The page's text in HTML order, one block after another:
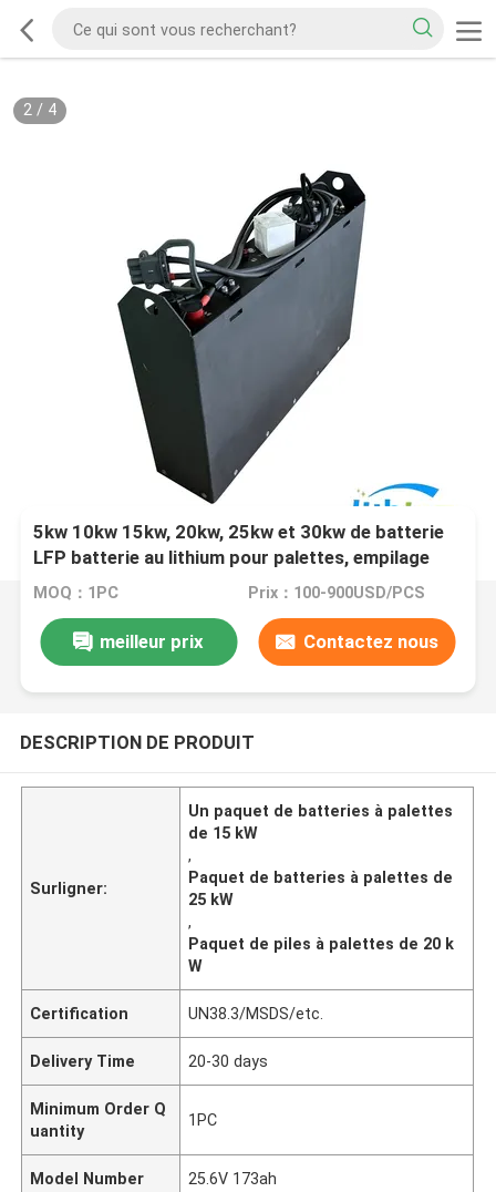
2/ 4
5kw 10kw 15kw, 20kw, 25kw et 30kw de batterie
LFP batterie au lithium pour palettes, empilage
MOQ：1PC Prix：100-900USD/PCS
meilleur prix Contactez nous
DESCRIPTION DE PRODUIT
Surligner:
Un paquet de batteries à palettes
de 15 kW
,
Paquet de batteries à palettes de
25 kW
,
Paquet de piles à palettes de 20 k
W
Certification UN38.3/MSDS/etc.
Delivery Time 20-30 days
Minimum Order Q
uantity
1PC
Model Number 25.6V 173ah